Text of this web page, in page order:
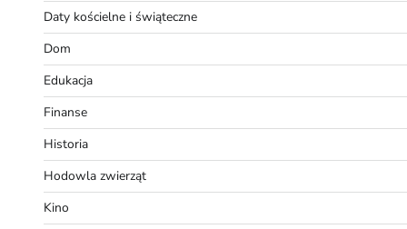
Daty kościelne i świąteczne
Dom
Edukacja
Finanse
Historia
Hodowla zwierząt
Kino